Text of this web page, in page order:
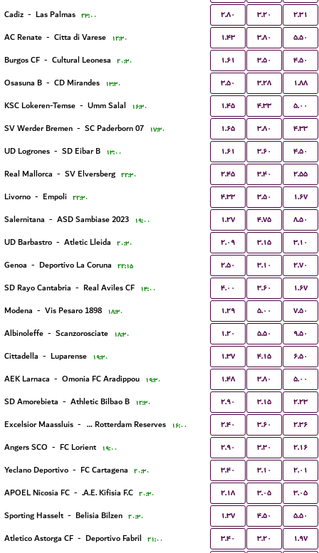
Cadiz - Las Palmas ۲۳:۰۰ ۲.۸۰ ۳.۲۰ ۲.۳۱
AC Renate - Citta di Varese ۱۲:۳۰ ۱.۴۳ ۳.۸۰ ۵.۵۰
Burgos CF - Cultural Leonesa ۲۰:۳۰ ۱.۶۱ ۳.۵۰ ۴.۵۰
Osasuna B - CD Mirandes ۱۳:۳۰ ۳.۵۰ ۳.۲۸ ۱.۸۸
KSC Lokeren-Temse - Umm Salal ۱۶:۳۰ ۱.۴۵ ۴.۳۳ ۵.۰۰
SV Werder Bremen - SC Paderborn 07 ۱۷:۳۰ ۱.۶۵ ۳.۸۰ ۴.۳۳
UD Logrones - SD Eibar B ۱۳:۰۰ ۱.۶۱ ۳.۶۰ ۴.۵۰
Real Mallorca - SV Elversberg ۲۲:۳۰ ۲.۴۵ ۳.۴۰ ۲.۵۵
Livorno - Empoli ۲۲:۳۰ ۴.۳۳ ۳.۵۰ ۱.۶۷
Salernitana - ASD Sambiase 2023 ۱۹:۰۰ ۱.۲۷ ۴.۷۵ ۸.۵۰
UD Barbastro - Atletic Lleida ۲۰:۳۰ ۲.۰۹ ۳.۱۵ ۳.۱۰
Genoa - Deportivo La Coruna ۲۲:۱۵ ۲.۵۰ ۳.۱۰ ۲.۷۰
SD Rayo Cantabria - Real Aviles CF ۱۴:۰۰ ۴.۰۰ ۳.۶۰ ۱.۶۷
Modena - Vis Pesaro 1898 ۱۸:۳۰ ۱.۲۹ ۵.۰۰ ۷.۵۰
Albinoleffe - Scanzorosciate ۱۸:۳۰ ۱.۲۰ ۵.۵۰ ۹.۵۰
Cittadella - Luparense ۱۹:۳۰ ۱.۳۷ ۴.۱۵ ۶.۵۰
AEK Larnaca - Omonia FC Aradippou ۱۹:۳۰ ۱.۴۸ ۳.۸۰ ۵.۰۰
SD Amorebieta - Athletic Bilbao B ۱۲:۳۰ ۲.۹۰ ۳.۱۵ ۲.۲۳
Excelsior Maassluis - Sparta Rotterdam Reserves ۱۶:۰۰ ۲.۴۰ ۳.۶۰ ۲.۳۶
Angers SCO - FC Lorient ۱۹:۰۰ ۲.۹۰ ۳.۳۰ ۲.۱۶
Yeclano Deportivo - FC Cartagena ۲۰:۳۰ ۳.۴۰ ۳.۱۰ ۲.۰۱
APOEL Nicosia FC - A.E. Kifisia F.C. ۲۰:۳۰ ۲.۱۸ ۳.۰۵ ۳.۰۵
Sporting Hasselt - Belisia Bilzen ۲۰:۳۰ ۱.۳۷ ۴.۵۰ ۵.۵۰
Atletico Astorga CF - Deportivo Fabril ۲۱:۰۰ ۳.۴۰ ۳.۲۰ ۱.۹۷